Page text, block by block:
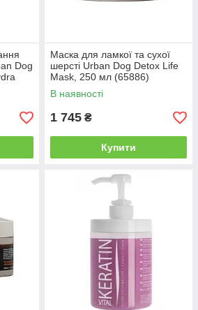
Dog
Маска для ламкої та сухої
шерсті Urban Dog Detox Life
Mask, 250 мл (65886)
В наявності
1 745 ₴
Купити